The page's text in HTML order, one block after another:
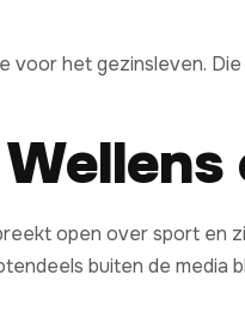
het gezinsleven.
open over sport en
buiten de media